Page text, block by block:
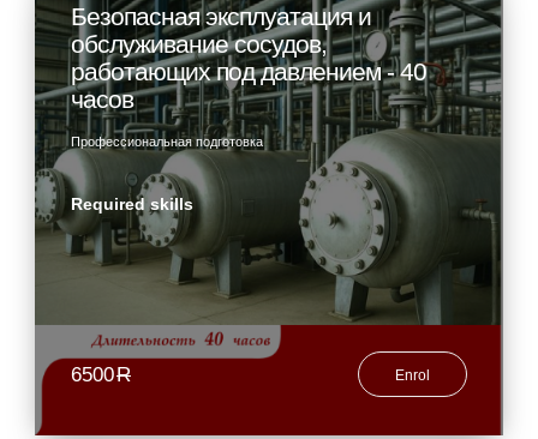
Безопасная эксплуатация и
обслуживание сосудов,
работающих под давлением - 40
часов
Профессиональная подготовка
Required skills
6500R Enrol